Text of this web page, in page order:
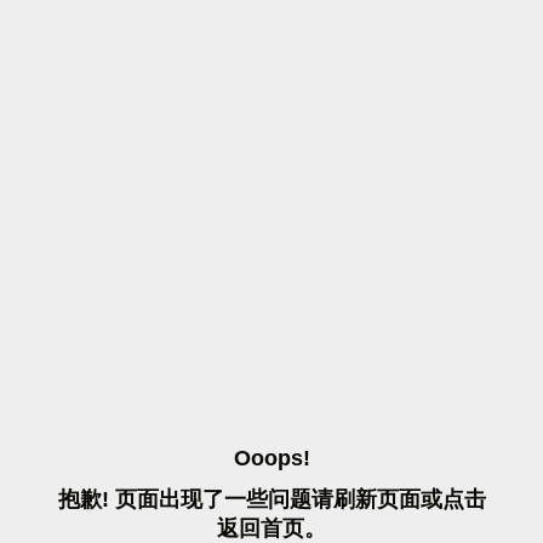
OOOPS!
抱歉! 页面出现了一些问题请刷 新页面或点击
返 回首页。